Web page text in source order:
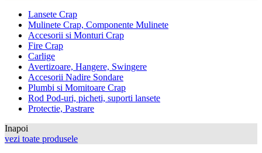
Lansete Crap
Mulinete Crap, Componente Mulinete
Accesorii si Monturi Crap
Fire Crap
Carlige
Avertizoare, Hangere, Swingere
Accesorii Nadire Sondare
Plumbi si Momitoare Crap
Rod Pod-uri, picheti, suporti lansete
Protectie, Pastrare
Inapoi
vezi toate produsele